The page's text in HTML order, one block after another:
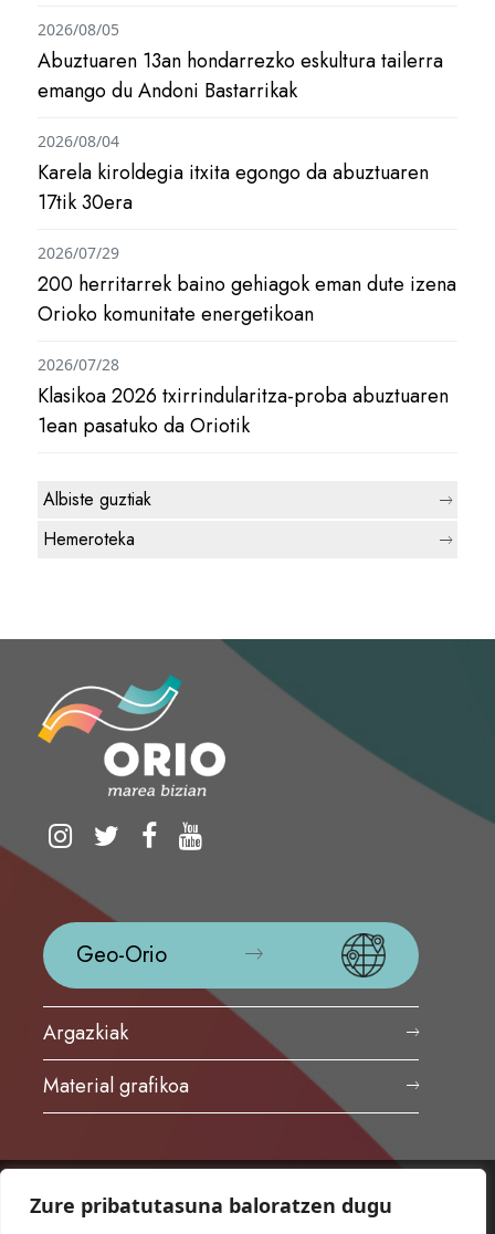
Zure pribatutasuna baloratzen dugu
Abuztuaren 13an hondarrezko eskultura tailerra
emango du Andoni Bastarrikak
2026/08/05
Karela kiroldegia itxita egongo da abuztuaren
17tik 30era
2026/08/04
200 herritarrek baino gehiagok eman dute izena
Orioko komunitate energetikoan
2026/07/29
Klasikoa 2026 txirrindularitza-proba abuztuaren
1ean pasatuko da Oriotik
2026/07/28
Albiste guztiak
Hemeroteka
Geo-Orio
Argazkiak
Material grafikoa
ORIOKO UDALA